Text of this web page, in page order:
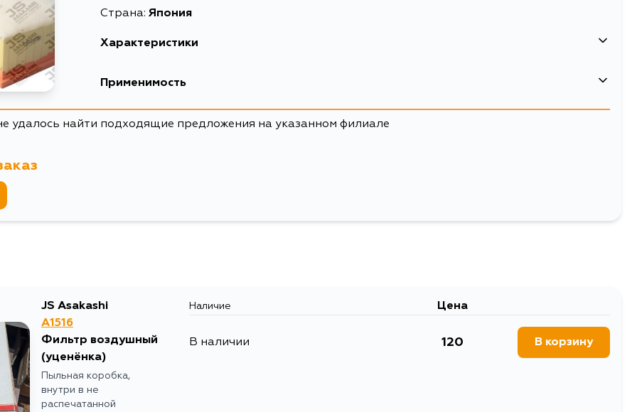
Страна: Япония
Характеристики
Высота упаковки, мм
Масса, кг 0.45
Применимость
Toyota
удалось найти подходящие предложения на указанном филиале
JS Asakashi
A1516
Фильтр воздушный
(уценёнка)
Пыльная коробка,
внутри в не
распечатанной
Наличие Цена
В наличии 120 В корзину